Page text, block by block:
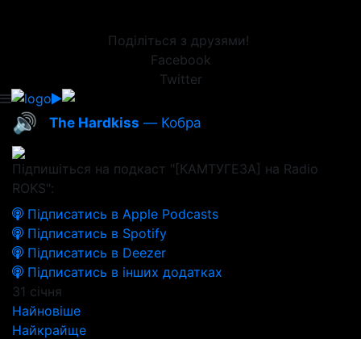
Поділіться з друзями!
Facebook
Twitter
🔊 The Hardkiss — Кобра
Підпишіться на подкаст "[КАМТУГЕЗА] на Radio
ROKS":
Підписатись в Apple Podcasts
Підписатись в Spotify
Підписатись в Deezer
Підписатись в інших додатках
31 січня
Найновіше
Найкрайще